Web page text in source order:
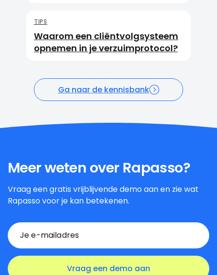
TIPS
Waarom een cliëntvolgsysteem
opnemen in je verzuimprotocol?
Ga naar de kennisbank
Meer weten over Rapasso?
Vraag een gratis vrijblijvende demo aan en zie wat
Rapasso voor je kan betekenen.